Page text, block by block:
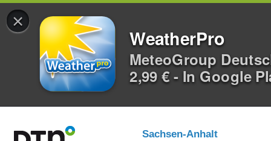
×
WeatherPro
MeteoGroup
2,99 € - In Google
Sachsen-Anhalt